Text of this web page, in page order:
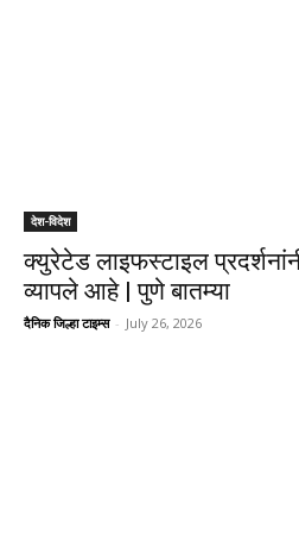
देश-विदेश
क्युरेटेड लाइफस्टाइल
व्यापले आहे | पुणे बातम्या
दैनिक जिल्हा टाइम्स - July 26, 2026